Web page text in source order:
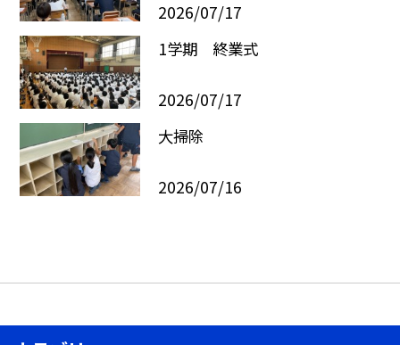
2026/07/17
1学期 終業式
2026/07/17
大掃除
2026/07/16